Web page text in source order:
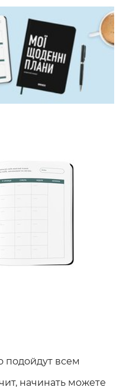
подойдут всем
начинать можете